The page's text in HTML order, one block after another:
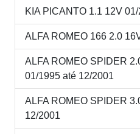
KIA PICANTO 1.1 12V
ALFA ROMEO 166 2.0
ALFA ROMEO SPIDER
01/1995 até 12/2001
ALFA ROMEO SPIDER
12/2001